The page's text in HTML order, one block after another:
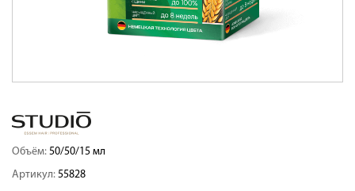
Объём: 50/50/15 мл
Артикул: 55828